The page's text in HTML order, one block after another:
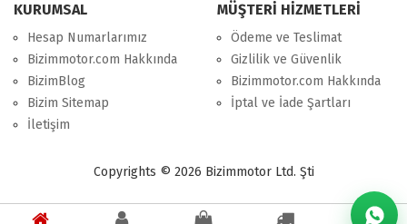
KURUMSAL
Hesap Numarlarımız
Bizimmotor.com Hakkında
BizimBlog
Bizim Sitemap
İletişim
MÜŞTERİ HİZMETLERİ
Ödeme ve Teslimat
Gizlilik ve Güvenlik
Bizimmotor.com Hakkında
İptal ve İade Şartları
Copyrights © 2026 Bizimmotor Ltd. Şti